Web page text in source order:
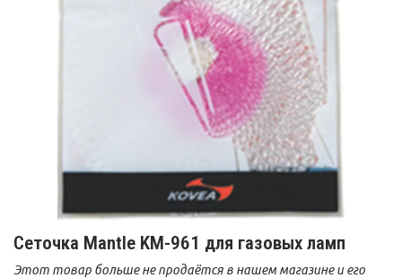
Сеточка Mantle KM-961 для газовых ламп
Этот товар больше не продаётся в нашем магазине и его